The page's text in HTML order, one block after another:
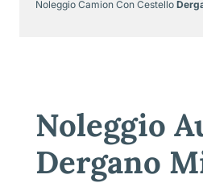
Noleggio Camion Con Cestello
Noleggio
Dergano